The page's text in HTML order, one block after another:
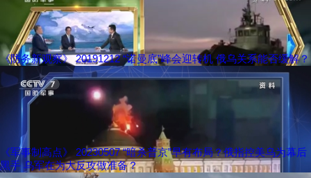
《防务新观察》 20191212 “诺曼底”峰会迎转机 俄乌关系能否缓解？
《军事制高点》 20230507 “暗杀普京”早有布局？俄指控美乌为幕后
黑手 乌军在为大反攻做准备？